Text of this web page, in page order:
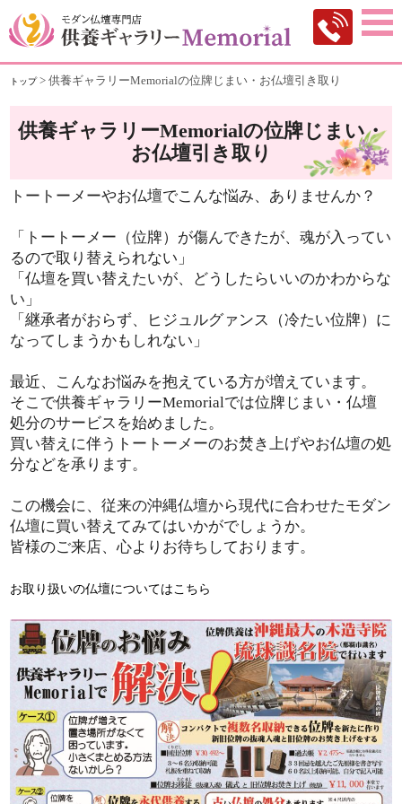
トップ>供養ギャラリーMemorialの位牌じまい・お仏壇引き取り
供養ギャラリーMemorialの位牌じまい・
お仏壇引き取り
トートーメーやお仏壇でこんな悩み、ありませんか？
「トートーメー（位牌）が傷んできたが、魂が入ってい
るので取り替えられない」
「仏壇を買い替えたいが、どうしたらいいのかわからな
い」
「継承者がおらず、ヒジュルグァンス（冷たい位牌）に
なってしまうかもしれない」
最近、こんなお悩みを抱えている方が増えています。
そこで供養ギャラリーMemorialでは位牌じまい・仏壇
処分のサービスを始めました。
買い替えに伴うトートーメーのお焚き上げやお仏壇の処
分などを承ります。
この機会に、従来の沖縄仏壇から現代に合わせたモダン
仏壇に買い替えてみてはいかがでしょうか。
皆様のご来店、心よりお待ちしております。
お取り扱いの仏壇についてはこちら